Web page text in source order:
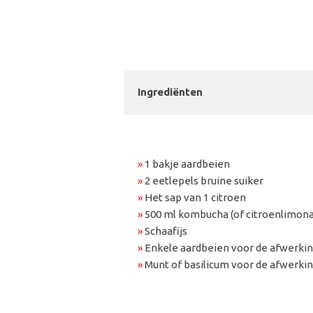
Ingrediënten
» 1 bakje aardbeien
» 2 eetlepels bruine suiker
» Het sap van 1 citroen
» 500 ml kombucha (of
»Schaafijs
» Enkele aardbeien voor de
»Munt of basilicum voor de